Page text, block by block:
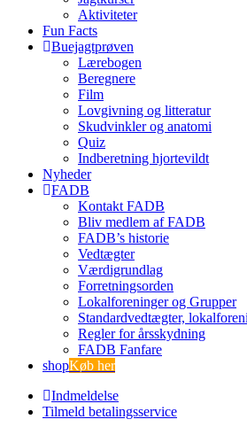
Aktiviteter
Fun Facts
Buejagtprøven
Lærebogen
Beregnere
Film
Lovgivning og litteratur
Skudvinkler og anatomi
Quiz
Indberetning hjortevildt
Nyheder
FADB
Kontakt FADB
Bliv medlem af FADB
FADB’s historie
Vedtægter
Værdigrundlag
Forretningsorden
Lokalforeninger og Grupper
Standardvedtægter,
Regler for årsskydning
FADB Fanfare
shopKøb her
Indmeldelse
Tilmeld betalingsservice